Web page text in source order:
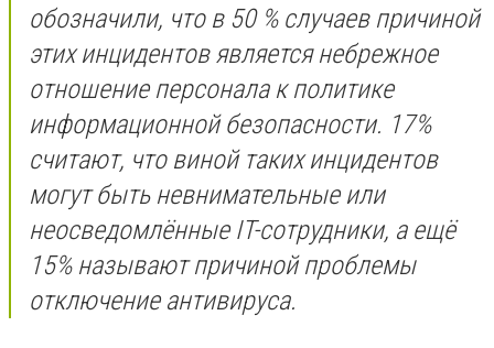
обозначили, что в 50 % случаев причиной
этих инцидентов является небрежное
отношение персонала к политике
информационной безопасности. 17%
считают, что виной таких инцидентов
могут быть невнимательные или
неосведомлённые IT-сотрудники, а ещё
15% называют причиной проблемы
отключение антивируса.